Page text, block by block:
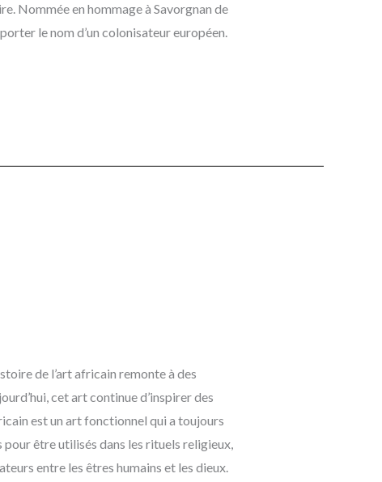
Nommée en hommage à Savorgnan de
le nom d’un colonisateur européen.
de l’art africain remonte à des
cet art continue d’inspirer des
est un art fonctionnel qui a toujours
être utilisés dans les rituels religieux,
entre les êtres humains et les dieux.